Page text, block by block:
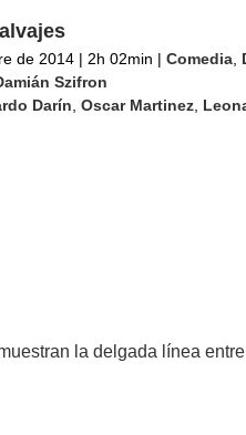
de 2014 | 2h 02min | Comedia,
Szifron
Darín Oscar Martinez,
la delgada línea